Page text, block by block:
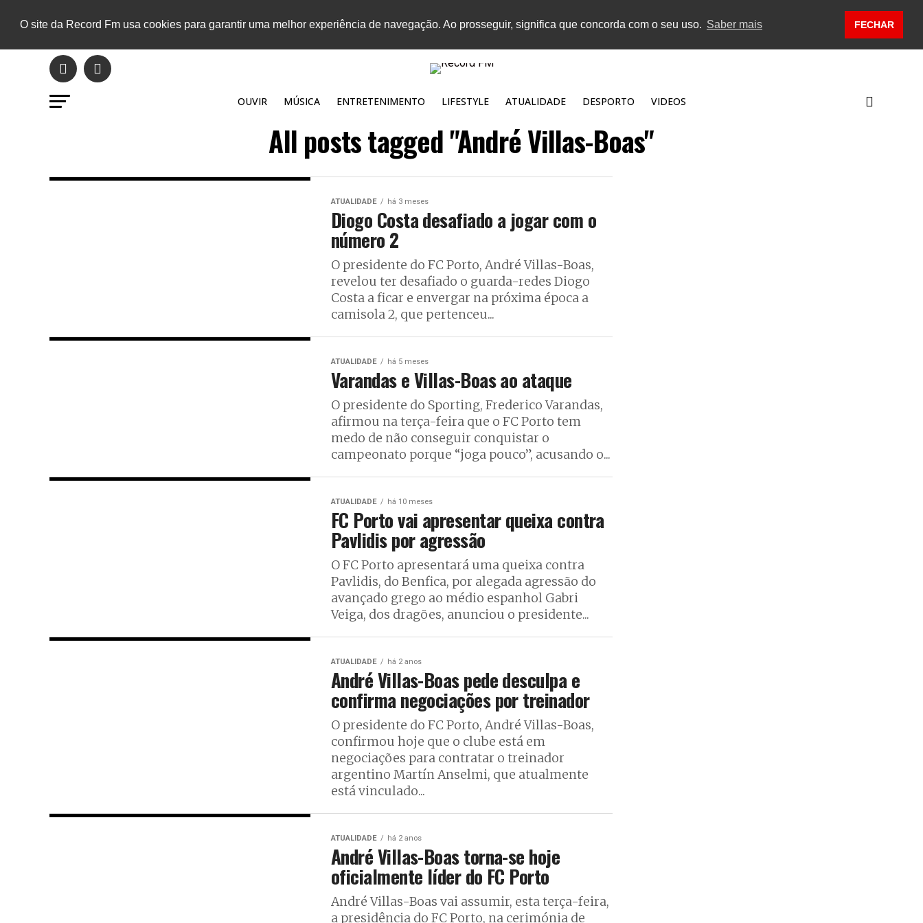
O site da Record Fm usa cookies para garantir uma melhor experiência de navegação. Ao prosseguir, significa que concorda com o seu uso. Saber mais FECHAR
OUVIR MÚSICA ENTRETENIMENTO LIFESTYLE ATUALIDADE DESPORTO VIDEOS
All posts tagged "André Villas-Boas"
ATUALIDADE há 3 meses
Diogo Costa desafiado a jogar com o
número 2
O presidente do FC Porto, André Villas-Boas,
revelou ter desafiado o guarda-redes Diogo
Costa a ficar e envergar na próxima época a
camisola 2, que pertenceu...
ATUALIDADE há 5 meses
Varandas e Villas-Boas ao ataque
O presidente do Sporting, Frederico Varandas,
afirmou na terça-feira que o FC Porto tem
medo de não conseguir conquistar o
campeonato porque “joga pouco”, acusando o...
ATUALIDADE há 10 meses
FC Porto vai apresentar queixa contra
Pavlidis por agressão
O FC Porto apresentará uma queixa contra
Pavlidis, do Benfica, por alegada agressão do
avançado grego ao médio espanhol Gabri
Veiga, dos dragões, anunciou o presidente...
ATUALIDADE há 2 anos
André Villas-Boas pede desculpa e
confirma negociações por treinador
O presidente do FC Porto, André Villas-Boas,
confirmou hoje que o clube está em
negociações para contratar o treinador
argentino Martín Anselmi, que atualmente
está vinculado...
ATUALIDADE há 2 anos
André Villas-Boas torna-se hoje
oficialmente líder do FC Porto
André Villas-Boas vai assumir, esta terça-feira,
a presidência do FC Porto, na cerimónia de